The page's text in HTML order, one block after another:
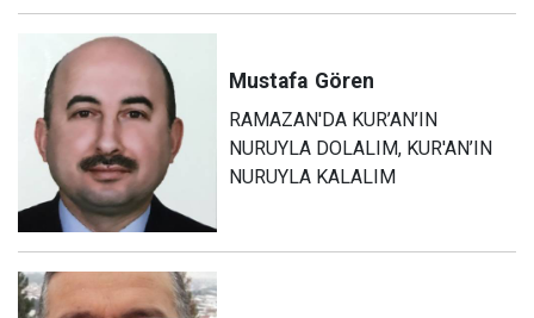
Mustafa Gören
RAMAZAN'DA KUR’AN’IN
NURUYLA DOLALIM, KUR'AN’IN
NURUYLA KALALIM